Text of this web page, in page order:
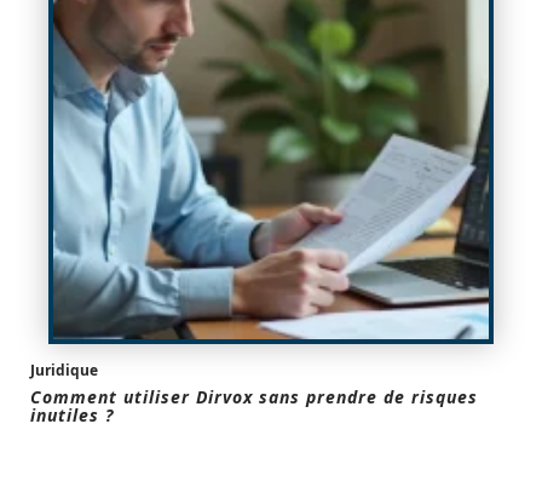
Juridique
Comment utiliser Dirvox sans prendre de risques
inutiles ?